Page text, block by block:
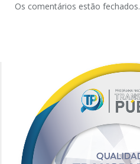
Os comentários estão fechados.